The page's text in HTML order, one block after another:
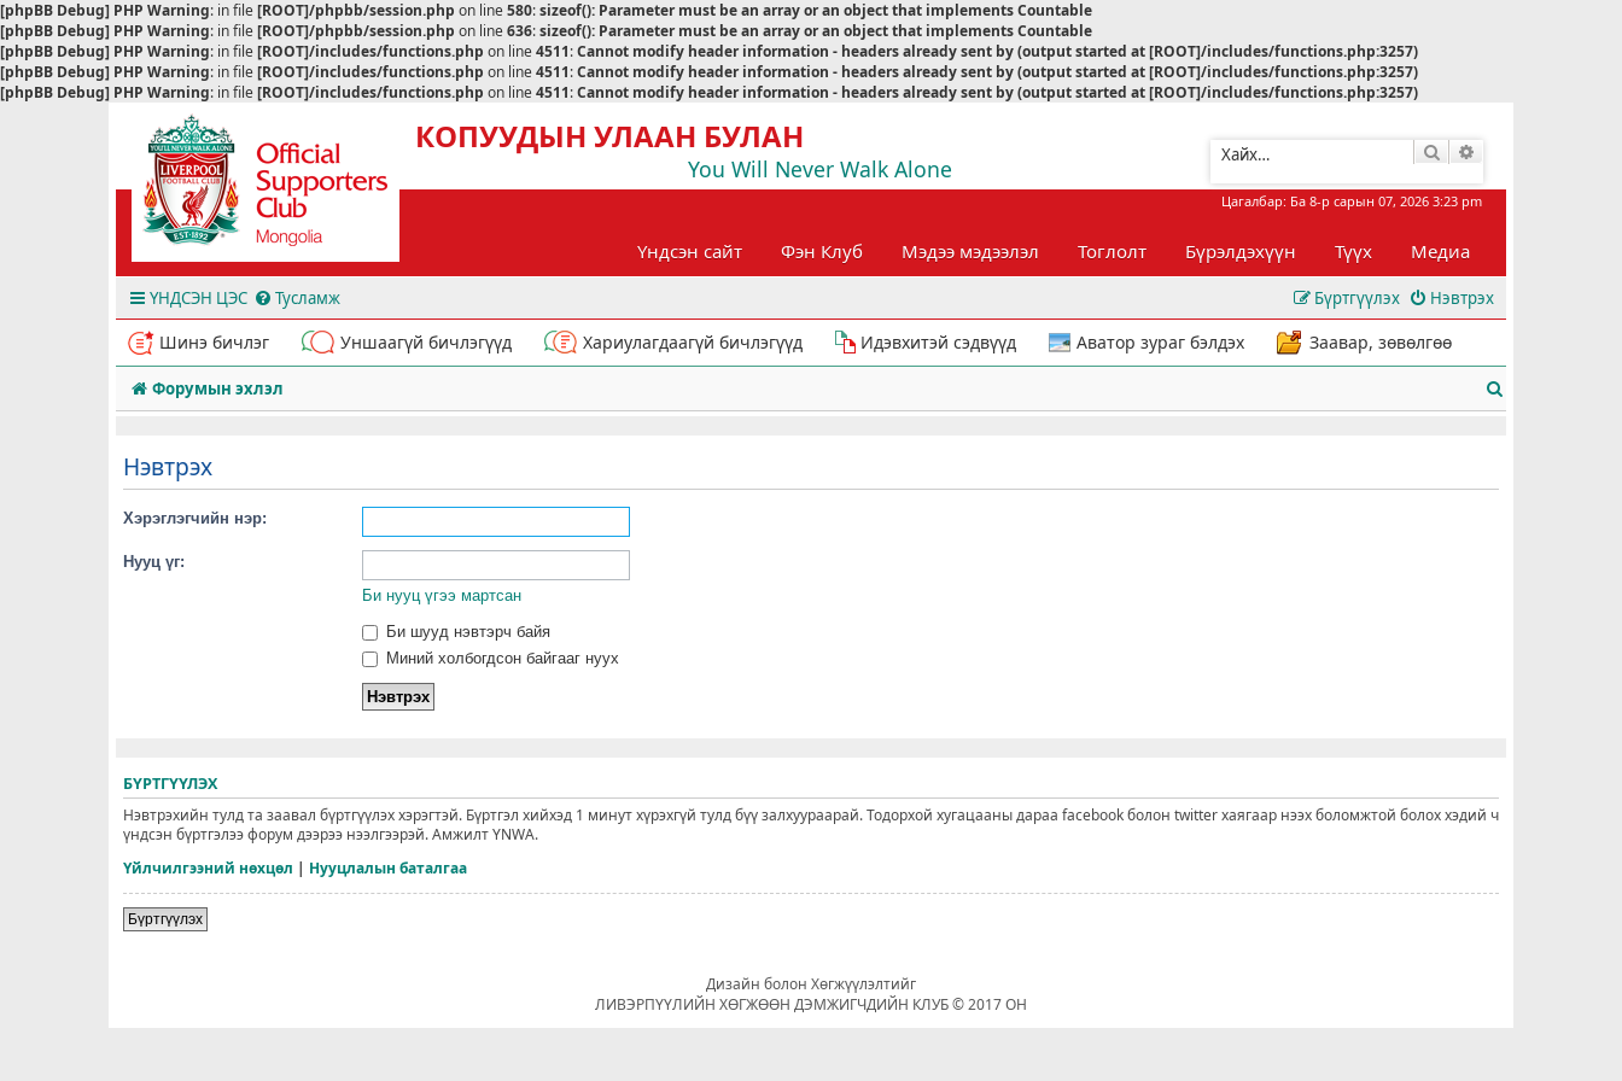
[phpBB Debug] PHP Warning: in file[ROOT]/phpbb/session.php on line580:sizeof(): Parameter must be an array or an object that implements Countable
[phpBB Debug] PHP Warning: in file[ROOT]/phpbb/session.php on line636:sizeof(): Parameter must be an array or an object that implements Countable
[phpBB Debug] PHP Warning: in file[ROOT]/includes/functions.php on line4511:Cannot modify header information - headers already sent by (output started at [ROOT]/includes/functions.php:3257)
[phpBB Debug] PHP Warning: in file[ROOT]/includes/functions.php on line4511:Cannot modify header information - headers already sent by (output started at [ROOT]/includes/functions.php:3257)
[phpBB Debug] PHP Warning: in file[ROOT]/includes/functions.php on line4511:Cannot modify header information - headers already sent by (output started at [ROOT]/includes/functions.php:3257)
КОПУУДЫН УЛААН БУЛАН
You Will Never Walk Alone
Хайлт
Цагалбар: Ба 8-р сарын 07, 2026 3:23 pm
Үндсэн сайт Фэн Клуб Мэдээ мэдээлэл Тоглолт Бүрэлдэхүүн Түүх Медиа
ҮНДСЭН ЦЭС Тусламж Нэвтрэх
Бүртгүүлэх
Шинэ бичлэг Уншаагүй бичлэгүүд Хариулагдаагүй бичлэгүүд Идэвхитэй сэдвүүд Аватор зураг бэлдэх Заавар, зөвөлгөө
Форумын эхлэл
Нэвтрэх
Хэрэглэгчийн нэр:
Нууц үг:
Би нууц үгээ мартсан
Би шууд нэвтэрч байя
Миний холбогдсон байгааг нуух
БҮРТГҮҮЛЭХ
Нэвтрэхийн тулд та заавал бүртгүүлэх хэрэгтэй. Бүртгэл хийхэд 1 минут хүрэхгүй тулд бүү залхуураарай. Тодорхой хугацааны дараа facebook болон twitter хаягаар нээх боломжтой болох хэдий ч
үндсэн бүртгэлээ форум дээрээ нээлгээрэй. Амжилт YNWA.
Үйлчилгээний нөхцөл | Нууцлалын баталгаа
Бүртгүүлэх
Дизайн болон Хөгжүүлэлтийг
ЛИВЭРПҮҮЛИЙН ХӨГЖӨӨН ДЭМЖИГЧДИЙН КЛУБ © 2017 ОН